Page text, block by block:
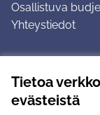
Tietoa
evästeistä
Osallistuva
Yhteystiedot
Ohjeet
Ohjeet